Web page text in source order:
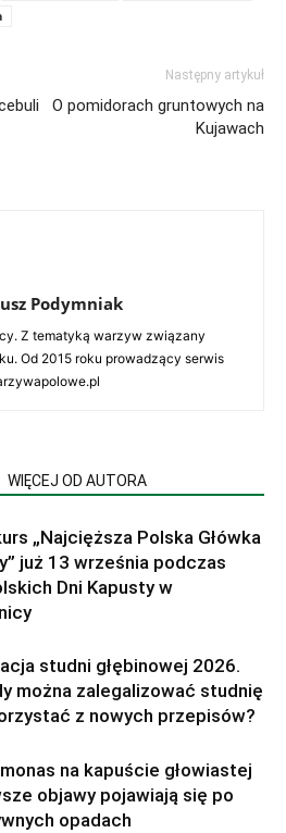
Następny artykuł
O pomidorach gruntowych na
Kujawach
Podymniak
Z tematyką warzyw związany
Od 2015 roku prowadzący serwis
WIĘCEJ OD AUTORA
„Najcięższa Polska Główka
już 13 września podczas
Dni Kapusty w
studni głębinowej 2026.
można zalegalizować studnię
z nowych przepisów?
na kapuście głowiastej
objawy pojawiają się po
opadach